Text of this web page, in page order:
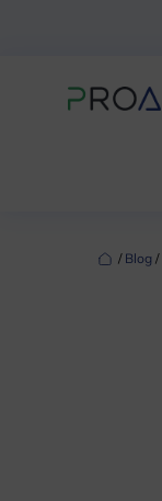
‏‏‎ ‎/‏‏‎ ‎ Blog ‏‏‎ ‎/‏‏‎ ‎